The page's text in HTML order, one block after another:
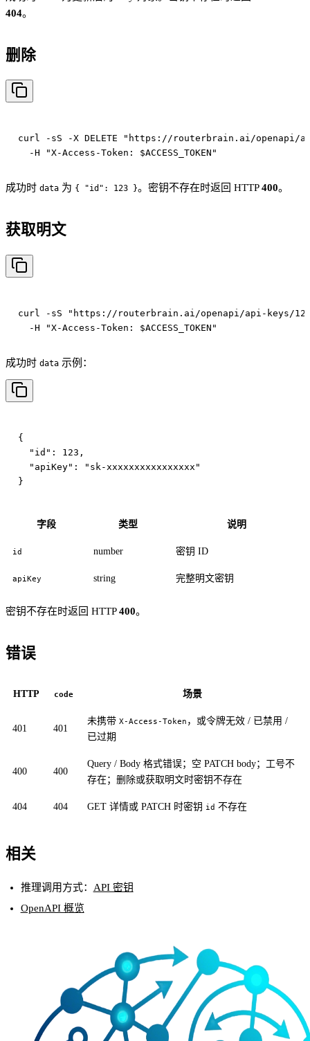
404。
删除
curl -sS -X DELETE "https://routerbrain.ai/openapi/
成功时 data 为 { "id": 123 }。密钥不存在时返回 HTTP400。
获取明文
curl -sS "https://routerbrain.ai/openapi/api-keys/
成功时 data 示例：
{
  "id": 123,
  "apiKey": "sk-xxxxxxxxxxxxxxxx"
字段 类型 说明
id number 密钥 ID
apiKey string 完整明文密钥
密钥不存在时返回 HTTP400。
错误
HTTP code 场景
401 401
未携带X-Access-Token ，或令牌无效 / 已禁用 /
已过期
400 400
Query / Body 格式错误；空 PATCH body；工号不
存在；删除或获取明文时密钥不存在
404 404 GET 详情或 PATCH 时密钥 id 不存在
相关
推理调用方式： API 密钥
OpenAPI 概览